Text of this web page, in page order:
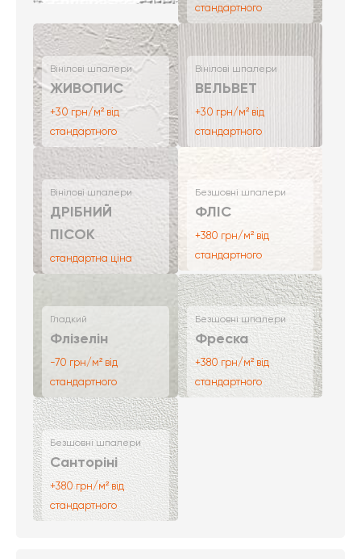
стандартного
Вінілові шпалери
ЖИВОПИС
+30 грн/м² від
стандартного
Вінілові шпалери
ВЕЛЬВЕТ
+30 грн/м² від
стандартного
Вінілові шпалери
ДРІБНИЙ
ПІСОК
стандартна ціна
Безшовні шпалери
ФЛІС
+380 грн/м² від
стандартного
Гладкий
Флізелін
-70 грн/м² від
стандартного
Безшовні шпалери
Фреска
+380 грн/м² від
стандартного
Безшовні шпалери
Санторіні
+380 грн/м² від
стандартного